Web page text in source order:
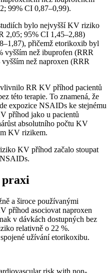
99% CI 0,87–0,99).
bylo nejvyšší KV riziko
2,05; 95% CI 1,45–2,88)
přičemž etorikoxib byl
vyšším než ibuprofen (RRR
než naproxen (RRR
RR KV příhod pacientů
této terapie. To znamená, že
expozice NSAIDs ke stejnému
příhod jako u pacientů
absolutního počtu KV
KV rizikem.
KV příhod začalo stoupat
a široce používanými
příhod asociovat naproxen
v dávkách dostupných bez
relativně o 22 %.
užívání etorikoxibu.
risk with non-